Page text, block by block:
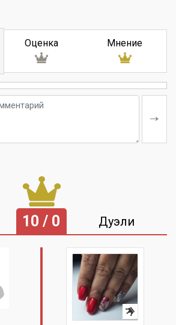
Оценка Мнение
10 / 0 Дуэли